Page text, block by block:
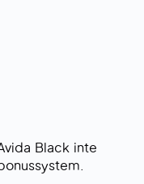
Black inte